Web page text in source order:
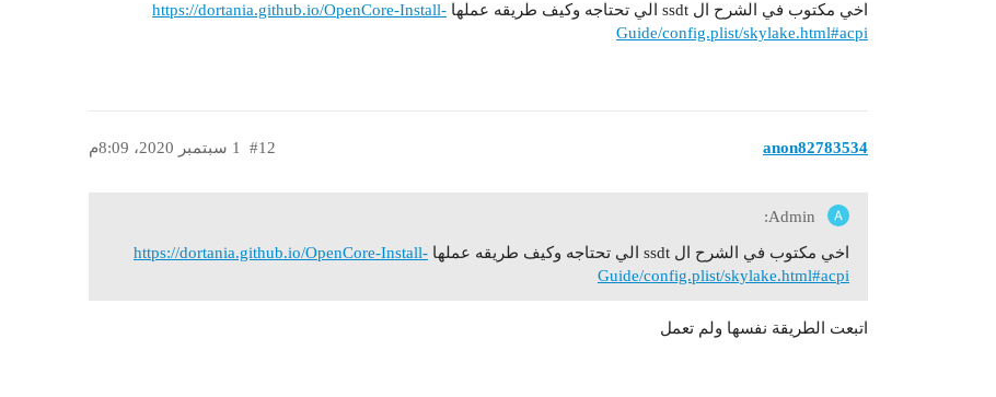
اخي مكتوب في الشرح ال ssdt الي تحتاجه وكيف طريقه عملها
https://dortania.github.io/OpenCore-Install-
Guide/config.plist/skylake.html#acpi
anon82783534 1 سبتمبر 2020، 8:09م #12
اخي مكتوب في الشرح ال ssdt الي تحتاجه وكيف طريقه عملها
https://dortania.github.io/OpenCore-Install-
Guide/config.plist/skylake.html#acpi
اتبعت الطريقة نفسها ولم تعمل